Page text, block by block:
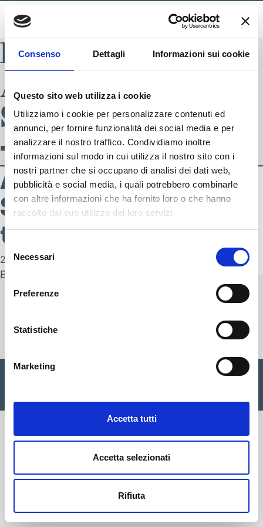
Consenso Dettagli Informazioni sui cookie
Questo sito web utilizza i cookie
Utilizziamo i cookie per personalizzare contenuti ed
annunci, per fornire funzionalità dei social media e per
analizzare il nostro traffico. Condividiamo inoltre
informazioni sul modo in cui utilizza il nostro sito con i
nostri partner che si occupano di analisi dei dati web,
pubblicità e social media, i quali potrebbero combinarle
con altre informazioni che ha fornito loro o che hanno
raccolto dal suo utilizzo dei loro servizi.
Selezione
del
consenso
Necessari
Preferenze
Statistiche
Marketing
Accetta tutti
Accetta selezionati
Rifiuta
BLADE INDEX
AI-2021
S4075495_519
– tennis uomo
AI-2021
S4075495_519 –
tennis uomo
22 Ottobre 2021
By
SEGUICI SU
Cisalfa Sport SpA Via Boccea, 496 - 00166 Roma C.F. P.IVA.
€ 28.353.142,00 I.V. |Privacy Policy|Cookie|Credits